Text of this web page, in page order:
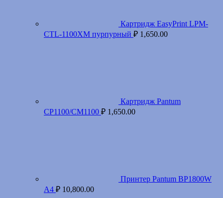
Картридж EasyPrint LPM-
CTL-1100XM пурпурный ₽ 1,650.00
Картридж Pantum
CP1100/CM1100 ₽ 1,650.00
Принтер Pantum BP1800W
A4 ₽ 10,800.00